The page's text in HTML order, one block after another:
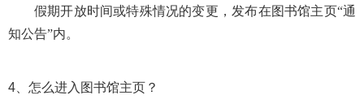
假期开放时间或特殊情况的变更，发布在图书馆主页“通
知公告”内。
4、 怎么进入图书馆主页？